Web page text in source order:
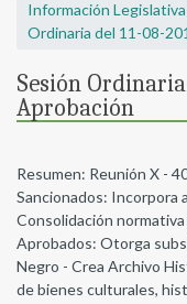
Información Legislativa
Ordinaria del 11-08-
Sesión Ordinaria
Aprobación
Resumen: Reunión X -
Sancionados: Incorpora
Consolidación
Aprobados: Otorga
Negro - Crea Archivo
de bienes culturales,